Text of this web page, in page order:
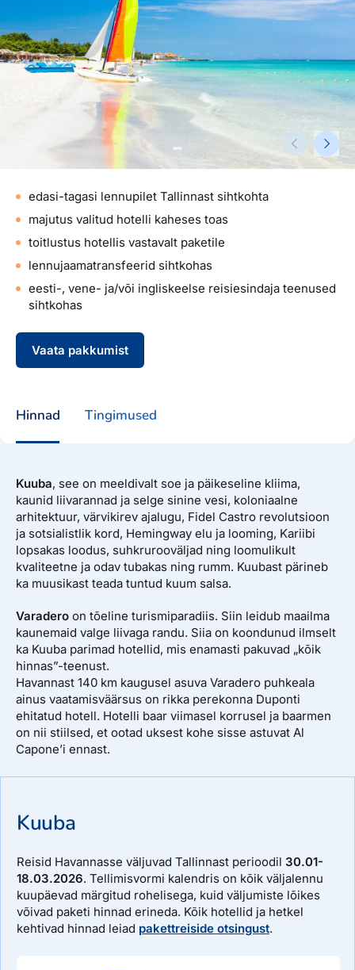
Reisitarvete e-pood
Airalo eSIM
Reisija meelespea
Kuldkaart
Platinum Club
Püsisoodustused
Boonuspunktid
Meist
Ettevõttest, kontaktid, reisikonsultandi teenus, tule
tööle, uudised...
Ettevõttest
Kontaktid
Reisikonsultandi teenus
Uudised
edasi-tagasi lennupilet Tallinnast sihtkohta
majutus valitud hotelli kaheses toas
toitlustus hotellis vastavalt paketile
lennujaamatransfeerid sihtkohas
eesti-, vene- ja/või ingliskeelse reisiesindaja teenused
sihtkohas
Vaata pakkumist
Hinnad Tingimused
Kuuba, see on meeldivalt soe ja päikeseline kliima,
kaunid liivarannad ja selge sinine vesi, koloniaalne
arhitektuur, värvikirev ajalugu, Fidel Castro revolutsioon
ja sotsialistlik kord, Hemingway elu ja looming, Kariibi
lopsakas loodus, suhkrurooväljad ning loomulikult
kvaliteetne ja odav tubakas ning rumm. Kuubast pärineb
ka muusikast teada tuntud kuum salsa.
Varadero on tõeline turismiparadiis. Siin leidub maailma
kaunemaid valge liivaga randu. Siia on koondunud ilmselt
ka Kuuba parimad hotellid, mis enamasti pakuvad „kõik
hinnas”-teenust.
Havannast 140 km kaugusel asuva Varadero puhkeala
ainus vaatamisväärsus on rikka perekonna Duponti
ehitatud hotell. Hotelli baar viimasel korrusel ja baarmen
on nii stiilsed, et ootad uksest kohe sisse astuvat Al
Capone’i ennast.
Kuuba
Reisid Havannasse väljuvad Tallinnast perioodil 30.01-
18.03.2026. Tellimisvormi kalendris on kõik väljalennu
kuupäevad märgitud rohelisega, kuid väljumiste lõikes
võivad paketi hinnad erineda. Kõik hotellid ja hetkel
kehtivad hinnad leiad pakettreiside otsingust.